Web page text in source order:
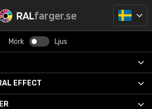
RALfarger.se
Mörk Ljus
EFFECT